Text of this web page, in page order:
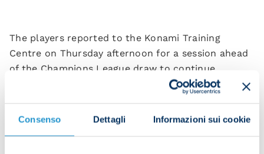
Consenso Dettagli Informazioni sui cookie
The players reported to the Konami Training
Centre on Thursday afternoon for a session ahead
of the Champions League draw to continue
preparations for the Serie A Week 3 meeting with
Maradona.